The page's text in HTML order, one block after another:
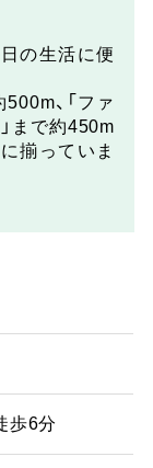
の生活に便
、「ファ
まで約450m
揃っていま
歩6分